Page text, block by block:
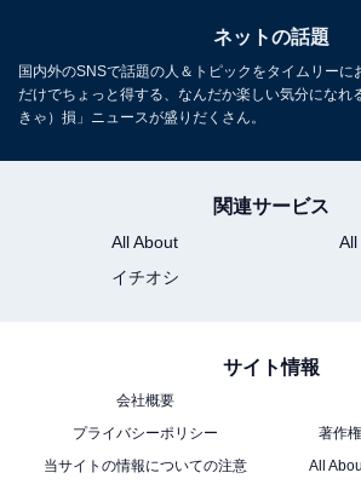
ネットの話題
国内外のSNSで話題の人＆トピックをタイムリーに
だけでちょっと得する、なんだか楽しい気分になれ
きゃ）損」ニュースが盛りだくさん。
関連サービス
All About
All
イチオシ
サイト情報
会社概要
プライバシーポリシー
著作
当サイトの情報についての注意
All